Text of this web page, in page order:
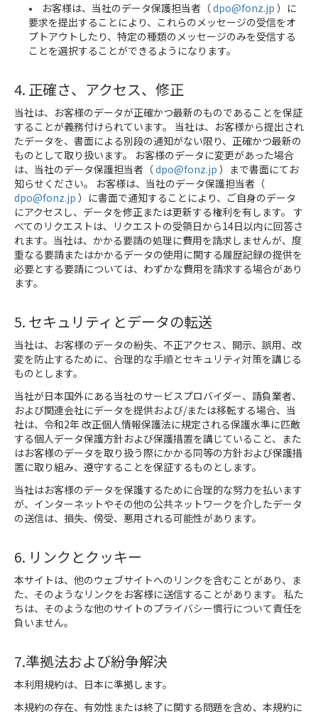
お客様は、当社のデータ保護担当者（dpo@fonz.jp ）に
要求を提出することにより、これらのメッセージの受信をオ
プトアウトしたり、特定の種類のメッセージのみを受信する
ことを選択することができるようになります。
4. 正確さ、アクセス、修正
当社は、お客様のデータが正確かつ最新のものであることを保証
することが義務付けられています。 当社は、お客様から提出され
たデータを、書面による別段の通知がない限り、正確かつ最新の
ものとして取り扱います。 お客様のデータに変更があった場合
は、当社のデータ保護担当者（dpo@fonz.jp ）まで書面にてお
知らせください。 お客様は、当社のデータ保護担当者（
dpo@fonz.jp ）に書面で通知することにより、ご自身のデータ
にアクセスし、データを修正または更新する権利を有します。 す
べてのリクエストは、リクエストの受領日から14日以内に回答さ
れます。当社は、かかる要請の処理に費用を請求しませんが、度
重なる要請またはかかるデータの使用に関する履歴記録の提供を
必要とする要請については、わずかな費用を請求する場合があり
ます。
5. セキュリティとデータの転送
当社は、お客様のデータの紛失、不正アクセス、開示、誤用、改
変を防止するために、合理的な手順とセキュリティ対策を講じる
ものとします。
当社が日本国外にある当社のサービスプロバイダー、請負業者、
および関連会社にデータを提供および/または移転する場合、当
社は、令和2年 改正個人情報保護法に規定される保護水準に匹敵
する個人データ保護方針および保護措置を講じていること、また
はお客様のデータを取り扱う際にかかる同等の方針および保護措
置に取り組み、遵守することを保証するものとします。
当社はお客様のデータを保護するために合理的な努力を払います
が、インターネットやその他の公共ネットワークを介したデータ
の送信は、損失、傍受、悪用される可能性があります。
6. リンクとクッキー
本サイトは、他のウェブサイトへのリンクを含むことがあり、ま
た、そのようなリンクをお客様に送信することがあります。 私た
ちは、そのような他のサイトのプライバシー慣行について責任を
負いません。
7.準拠法および紛争解決
本利用規約は、日本に準拠します。
本規約の存在、有効性または終了に関する問題を含め、本規約に